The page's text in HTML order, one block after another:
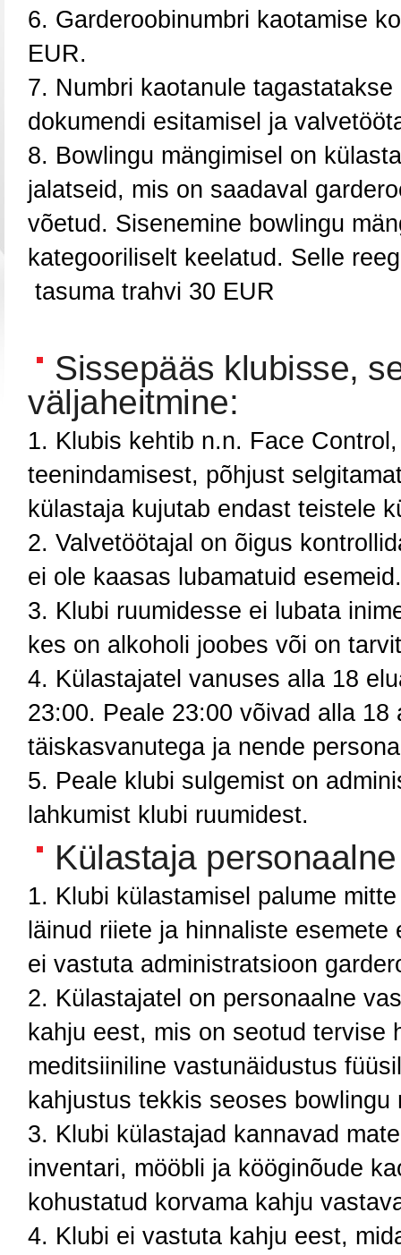
Garderoobinumbri kaotamise
EUR.
Numbri kaotanule
dokumendi esitamisel ja
Bowlingu mängimisel on
jalatseid, mis on saadaval
võetud. Sisenemine bowlingu
kategooriliselt keelatud. Selle
tasuma trahvi 30 EUR
Sissepääs klubisse,
väljaheitmine:
Klubis kehtib n.n. Face
teenindamisest, põhjust
külastaja kujutab endast teistele
Valvetöötajal on õigus
ei ole kaasas lubamatuid esemeid.
Klubi ruumidesse ei lubata
kes on alkoholi joobes või on
Külastajatel vanuses alla 18
23:00. Peale 23:00 võivad alla
täiskasvanutega ja nende
Peale klubi sulgemist on
lahkumist klubi ruumidest.
Külastaja
Klubi külastamisel palume
läinud riiete ja hinnaliste
ei vastuta administratsioon
Külastajatel on personaalne
kahju eest, mis on seotud tervise
meditsiiniline vastunäidustus
kahjustus tekkis seoses bowlingu
Klubi külastajad kannavad
inventari, mööbli ja kööginõude
kohustatud korvama kahju
Klubi ei vastuta kahju eest,